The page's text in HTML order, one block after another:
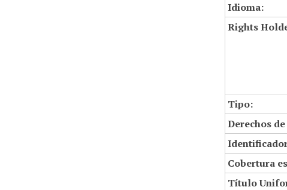
Idioma:
Rights
Tipo:
Derechos
Cobertura
Título